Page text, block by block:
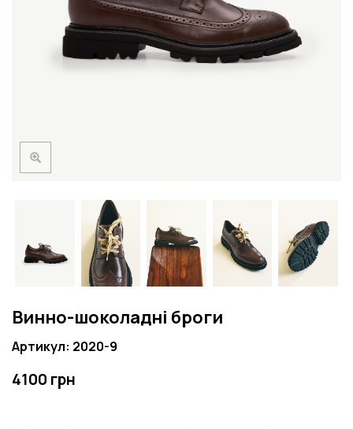
Винно-шоколадні броги
Артикул: 2020-9
4100 грн